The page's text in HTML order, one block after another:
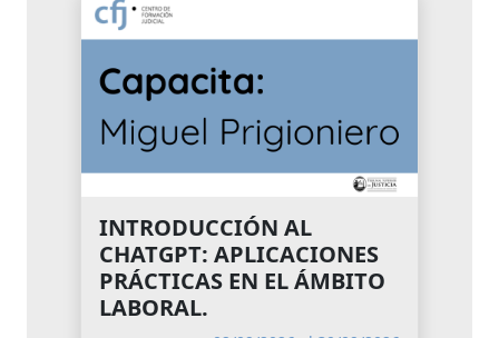
INTRODUCCIÓN AL
CHATGPT: APLICACIONES
PRÁCTICAS EN EL ÁMBITO
LABORAL.